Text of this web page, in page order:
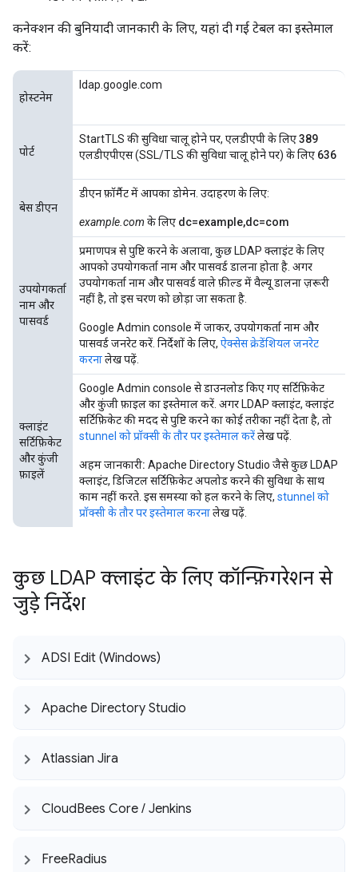
कनेक्शन की बुनियादी जानकारी के लिए, यहां दी गई टेबल का इस्तेमाल
करें:
होस्टनेम
ldap.google.com
पोर्ट
StartTLS की सुविधा चालू होने पर, एलडीएपी के लिए389
एलडीएपीएस (SSL/TLS की सुविधा चालू होने पर) के लिए 636
बेस डीएन
डीएन फ़ॉर्मैट में आपका डोमेन. उदाहरण के लिए:
example.com के लिए dc=example,dc=com
उपयोगकर्ता
नाम और
पासवर्ड
प्रमाणपत्र से पुष्टि करने के अलावा, कुछ LDAP क्लाइंट के लिए
आपको उपयोगकर्ता नाम और पासवर्ड डालना होता है. अगर
उपयोगकर्ता नाम और पासवर्ड वाले फ़ील्ड में वैल्यू डालना ज़रूरी
नहीं है, तो इस चरण को छोड़ा जा सकता है.
Google Admin console में जाकर, उपयोगकर्ता नाम और
पासवर्ड जनरेट करें. निर्देशों के लिए, ऐक्सेस क्रेडेंशियल जनरेट
करनालेख पढ़ें.
क्लाइंट
सर्टिफ़िकेट
और कुंजी
फ़ाइलें
Google Admin console से डाउनलोड किए गए सर्टिफ़िकेट
और कुंजी फ़ाइल का इस्तेमाल करें. अगर LDAP क्लाइंट, क्लाइंट
सर्टिफ़िकेट की मदद से पुष्टि करने का कोई तरीका नहीं देता है, तो
stunnel को प्रॉक्सी के तौर पर इस्तेमाल करेंलेख पढ़ें.
अहम जानकारी: Apache Directory Studio जैसे कुछ LDAP
क्लाइंट, डिजिटल सर्टिफ़िकेट अपलोड करने की सुविधा के साथ
काम नहीं करते. इस समस्या को हल करने के लिए, stunnel को
प्रॉक्सी के तौर पर इस्तेमाल करनालेख पढ़ें.
कुछ LDAP क्लाइंट के लिए कॉन्फ़िगरेशन से
जुड़े निर्देश
ADSI Edit (Windows)
Apache Directory Studio
Atlassian Jira
CloudBees Core / Jenkins
FreeRadius